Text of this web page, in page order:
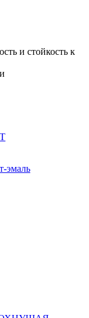
и стойкость к
эмаль